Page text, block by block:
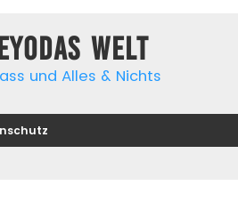
Welt
und Alles & Nichts